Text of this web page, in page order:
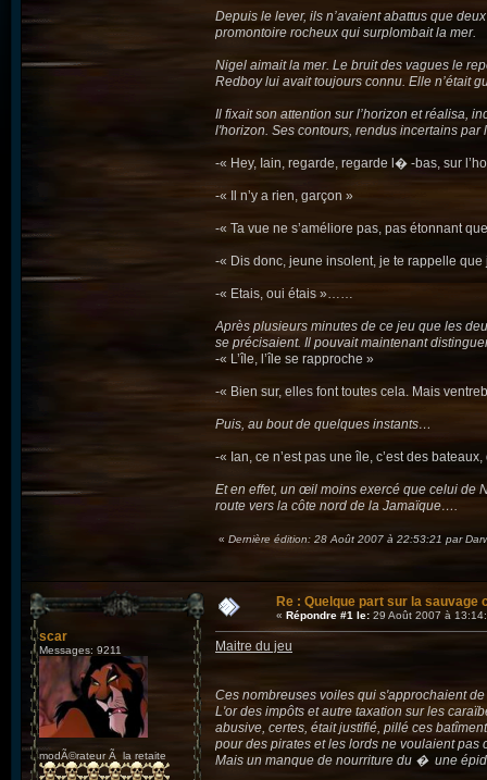
Depuis le lever, ils n’avaient abattus que
promontoire rocheux qui surplombait la mer.
Nigel aimait la mer. Le bruit des vagues le
Redboy lui avait toujours connu. Elle n’était
Il fixait son attention sur l’horizon et réalisa,
l'horizon. Ses contours, rendus incertains
-« Hey, Iain, regarde, regarde l� -bas, sur
-« Il n’y a rien, garçon »
-« Ta vue ne s’améliore pas, pas étonnant
-« Dis donc, jeune insolent, je te rappelle
-« Etais, oui étais »……
Après plusieurs minutes de ce jeu que les
se précisaient. Il pouvait maintenant
-« L’île, l’île se rapproche »
-« Bien sur, elles font toutes cela. Mais
Puis, au bout de quelques instants…
-« Ian, ce n’est pas une île, c’est des
Et en effet, un œil moins exercé que celui de
route vers la côte nord de la Jamaïque….
« Dernière édition: 28 Août 2007 à 22:53:21 par
scar
Messages: 9211
modÃ©rateur Ã la retaite
Re : Quelque part sur la sauvage
« Répondre #1 le: 29 Août 2007 à
Maitre du jeu
Ces nombreuses voiles qui s'approchaient
L'or des impôts et autre taxation sur les
abusive, certes, était justifié, pillé ces
pour des pirates et les lords ne voulaient pas
Mais un manque de nourriture du � une